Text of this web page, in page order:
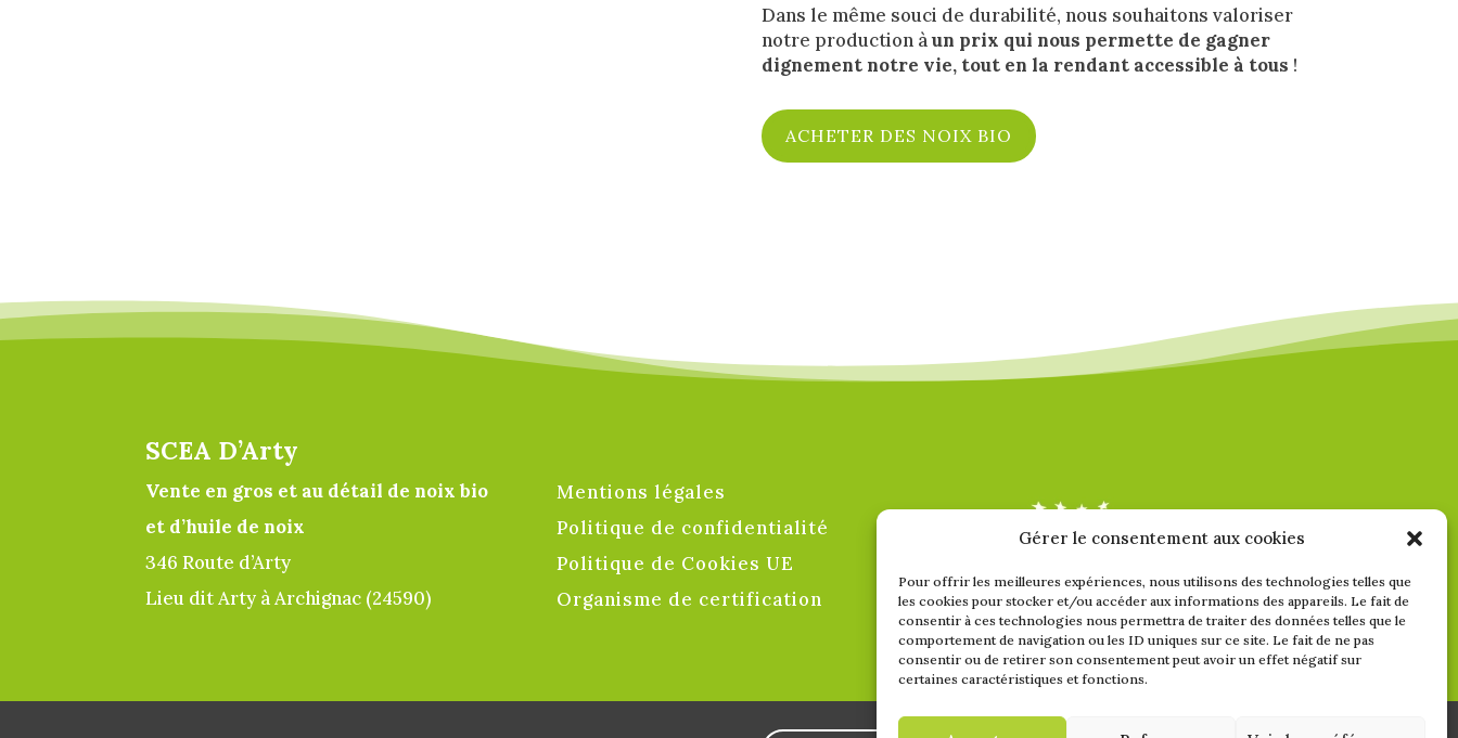
Gérer le consentement aux cookies
Pour offrir les meilleures expériences, nous utilisons des technologies telles que
les cookies pour stocker et/ou accéder aux informations des appareils. Le fait de
consentir à ces technologies nous permettra de traiter des données telles que le
comportement de navigation ou les ID uniques sur ce site. Le fait de ne pas
consentir ou de retirer son consentement peut avoir un effet négatif sur
certaines caractéristiques et fonctions.
Dans le même souci de durabilité, nous souhaitons valoriser
notre production àun prix qui nous permette de gagner
dignement notre vie, tout en la rendant accessible à tous !
ACHETER DES NOIX BIO
SCEA D’Arty
Vente en gros et au détail de noix bio
et d’huile de noix
346 Route d’Arty
Lieu dit Arty à Archignac (24590)
Mentions légales
Politique de confidentialité
Politique de Cookies UE
Organisme de certification